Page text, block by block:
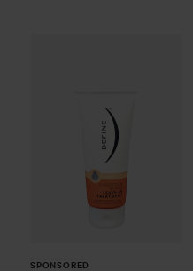
SPONSORED